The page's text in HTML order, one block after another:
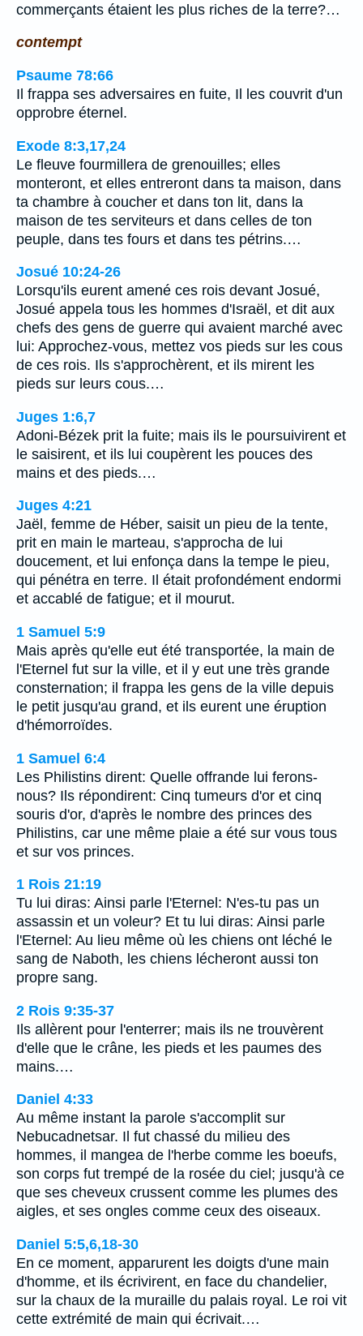
commerçants étaient les plus riches de la terre?…
contempt
Psaume 78:66
Il frappa ses adversaires en fuite, Il les couvrit d'un
opprobre éternel.
Exode 8:3,17,24
Le fleuve fourmillera de grenouilles; elles
monteront, et elles entreront dans ta maison, dans
ta chambre à coucher et dans ton lit, dans la
maison de tes serviteurs et dans celles de ton
peuple, dans tes fours et dans tes pétrins.…
Josué 10:24-26
Lorsqu'ils eurent amené ces rois devant Josué,
Josué appela tous les hommes d'Israël, et dit aux
chefs des gens de guerre qui avaient marché avec
lui: Approchez-vous, mettez vos pieds sur les cous
de ces rois. Ils s'approchèrent, et ils mirent les
pieds sur leurs cous.…
Juges 1:6,7
Adoni-Bézek prit la fuite; mais ils le poursuivirent et
le saisirent, et ils lui coupèrent les pouces des
mains et des pieds.…
Juges 4:21
Jaël, femme de Héber, saisit un pieu de la tente,
prit en main le marteau, s'approcha de lui
doucement, et lui enfonça dans la tempe le pieu,
qui pénétra en terre. Il était profondément endormi
et accablé de fatigue; et il mourut.
1 Samuel 5:9
Mais après qu'elle eut été transportée, la main de
l'Eternel fut sur la ville, et il y eut une très grande
consternation; il frappa les gens de la ville depuis
le petit jusqu'au grand, et ils eurent une éruption
d'hémorroïdes.
1 Samuel 6:4
Les Philistins dirent: Quelle offrande lui ferons-
nous? Ils répondirent: Cinq tumeurs d'or et cinq
souris d'or, d'après le nombre des princes des
Philistins, car une même plaie a été sur vous tous
et sur vos princes.
1 Rois 21:19
Tu lui diras: Ainsi parle l'Eternel: N'es-tu pas un
assassin et un voleur? Et tu lui diras: Ainsi parle
l'Eternel: Au lieu même où les chiens ont léché le
sang de Naboth, les chiens lécheront aussi ton
propre sang.
2 Rois 9:35-37
Ils allèrent pour l'enterrer; mais ils ne trouvèrent
d'elle que le crâne, les pieds et les paumes des
mains.…
Daniel 4:33
Au même instant la parole s'accomplit sur
Nebucadnetsar. Il fut chassé du milieu des
hommes, il mangea de l'herbe comme les boeufs,
son corps fut trempé de la rosée du ciel; jusqu'à ce
que ses cheveux crussent comme les plumes des
aigles, et ses ongles comme ceux des oiseaux.
Daniel 5:5,6,18-30
En ce moment, apparurent les doigts d'une main
d'homme, et ils écrivirent, en face du chandelier,
sur la chaux de la muraille du palais royal. Le roi vit
cette extrémité de main qui écrivait.…